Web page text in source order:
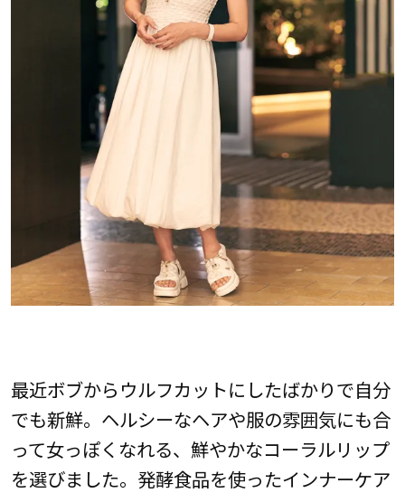
最近ボブからウルフカットにしたばかりで自分
でも新鮮。ヘルシーなヘアや服の雰囲気にも合
って女っぽくなれる、鮮やかなコーラルリップ
を選びました。発酵食品を使ったインナーケア